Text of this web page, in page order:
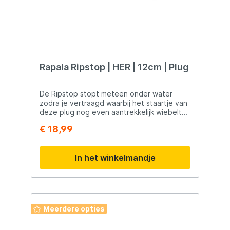
Rapala Ripstop | HER | 12cm | Plug
De Ripstop stopt meteen onder water
zodra je vertraagd waarbij het staartje van
deze plug nog even aantrekkelijk wiebelt
uit te lokken. Met deze Ripstop kan je alle
twitchend of juist heel snel binnen vissen.
€ 18,99
In het winkelmandje
Meerdere opties